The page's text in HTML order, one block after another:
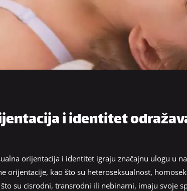
i identitet
orijentacija i identitet igraju značajnu ulogu u
orijentacije, kao što su heteroseksualnost,
su cisrodni, transrodni ili nebinarni, imaju svoje